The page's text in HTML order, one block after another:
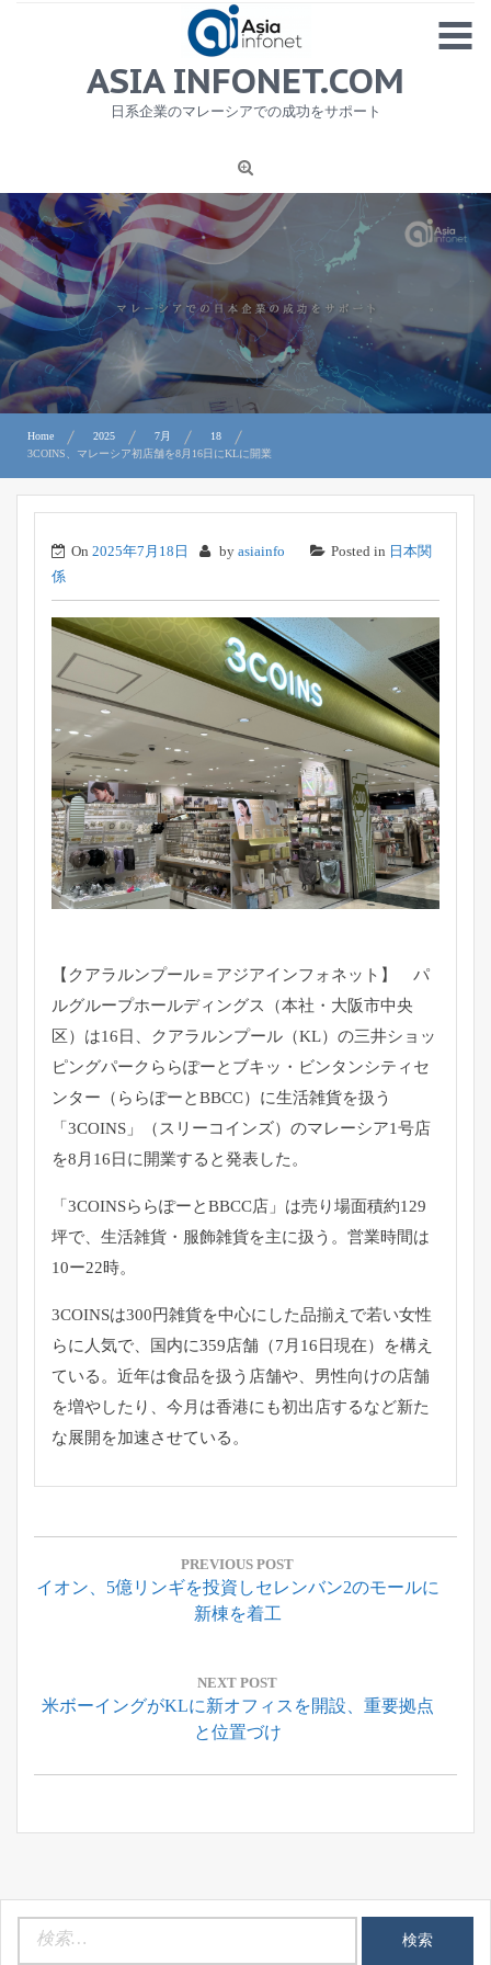
MENU
1
ニュース
労務サービス
プライバシーポリシー及び著作権について
お問合せ
ASIA INFONET.COM
日系企業のマレーシアでの成功をサポート
Home 2025 7月
18
3COINS、マレーシア初店舗を8月16日にKLに開業
On 2025年7月18日 by asiainfo Posted in 日本関
係
【クアラルンプール＝アジアインフォネット】 パ
ルグループホールディングス（本社・大阪市中央
区）は16日、
クアラルンプール（KL） の三井ショッ
ピングパークららぽーとブキッ・ ビンタンシティセ
ンター（ららぽーとBBCC） に生活雑貨を扱う
「3COINS」（スリーコインズ） のマレーシア1号店
を8月16日に開業すると発表した。
「3COINSららぽーとBBCC店」 は売り場面積約129
坪で、生活雑貨・服飾雑貨を主に扱う。 営業時間は
10ー22時。
3COINSは300円雑貨を中心にした品揃えで若い女性
らに人気で、国内に359店舗（7月16日現在）を構え
ている。 近年は食品を扱う店舗や、男性向けの店舗
を増やしたり、 今月は香港にも初出店するなど新た
な展開を加速させている。
投
ナ
シ
ン
PREVIOUS POST
Previous
イオン、5億リンギを投資しセレンバン2のモールに
新棟を着工
NEXT POST
Next
米ボーイングがKLに新オフィスを開設、重要拠点
と位置づけ